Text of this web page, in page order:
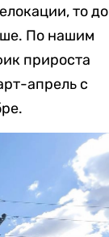
то до
По нашим
прироста
апрель с